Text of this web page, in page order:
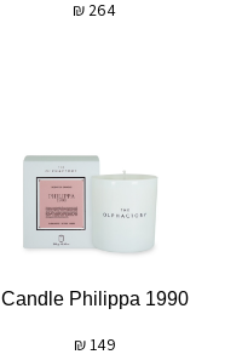
264
₪
Candle Philippa 1990
149
₪